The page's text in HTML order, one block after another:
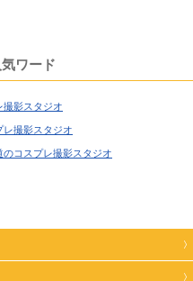
大阪廃墟·工場跡コスプレ撮影スタジオ
オ
オ
フィス·社長室コスプレ撮影スタジオ
ワード
撮影スタジオ
レ撮影スタジオ
のコスプレ撮影スタジオ